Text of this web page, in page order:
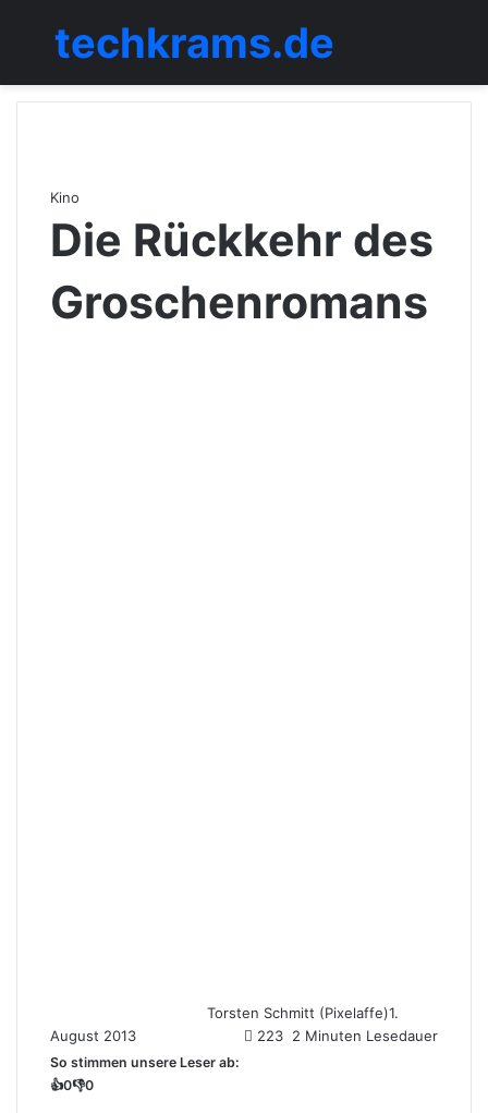
Menü
techkrams.de
Kino
Die Rückkehr des
Groschenromans
Torsten Schmitt (Pixelaffe)1.
August 2013
223 2 Minuten Lesedauer
So stimmen unsere Leser ab:
👍0👎0